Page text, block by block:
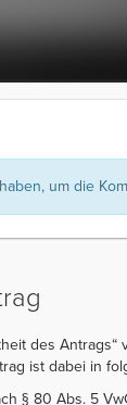
um die
des Antrags“
ist dabei in
§ 80 Abs. 5